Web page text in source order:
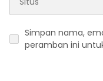
Simpan nama,
peramban ini